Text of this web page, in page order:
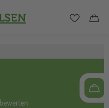
Carlsen
bewerten